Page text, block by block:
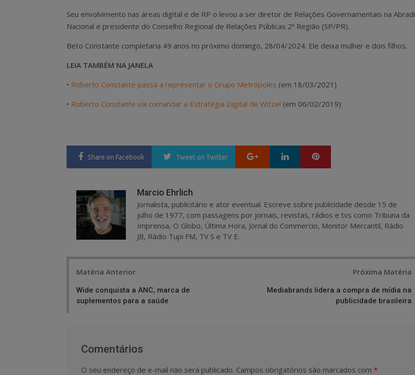
Seu envolvimento nas áreas digital e de RP o levou a ser diretor de Relações Governamentais na Abradi
Nacional e presidente do Conselho Regional de Relações Públicas 2ª Região (SP/PR).
Beto Constante completaria 49 anos no próximo domingo, 28/04/2024. Ele deixa mulher e dois filhos.
LEIA TAMBÉM NA JANELA
• Roberto Constante passa a representar o Grupo Metrópoles (em 18/03/2021)
• Roberto Constante vai comandar a Estratégia Digital de Witzel (em 06/02/2019)
Share on Facebook Tweet on Twitter Google+ LinkedIn
Marcio Ehrlich
Jornalista, publicitário e ator eventual. Escreve sobre publicidade desde 15 de
julho de 1977, com passagens por jornais, revistas, rádios e tvs como Tribuna da
Imprensa, O Globo, Última Hora, Jornal do Commercio, Monitor Mercantil, Rádio
JB, Rádio Tupi FM, TV S e TV E.
Matéria Anterior
Wide conquista a ANC, marca de
suplementos para a saúde
Próxima Matéria
Mediabrands lidera a compra de mídia na
publicidade brasileira
Comentários
O seu endereço de e-mail não será publicado. Campos obrigatórios são marcados com *